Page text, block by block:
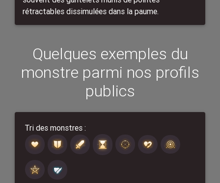
rétractables dissimulées dans la paume.
Quelques exemples du
monstre parmi nos profils
publics
Tri des monstres :